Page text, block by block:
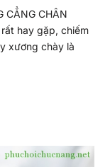
CẲNG CHÂN
hay gặp, chiếm
xương chày là